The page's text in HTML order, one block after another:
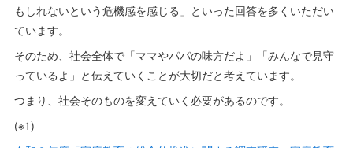
もしれないという危機感を感じる」といった回答を多くいただい
ています。
そのため、社会全体で「ママやパパの味方だよ」「みんなで見守
っているよ」と伝えていくことが大切だと考えています。
つまり、社会そのものを変えていく必要があるのです。
(※1)